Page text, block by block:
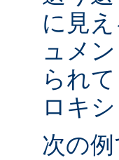
に見
ュメ
られ
ロキ
次の